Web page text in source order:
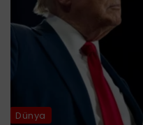
Dünya